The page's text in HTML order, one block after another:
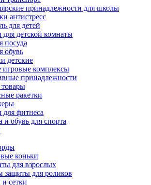
принадлежности для школы
антистресс
для детей
для детской комнаты
посуда
обувь
детские
игровые комплексы
принадлежности
ракетки
для фитнеса
и обувь для спорта
коньки
для взрослых
защиты для роликов
сетки